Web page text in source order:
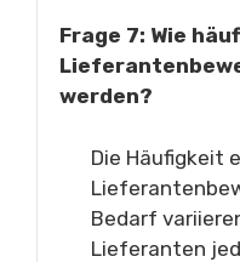
Frage 7: Wie
werden?
Die Häufigkeit
Bedarf
Lieferanten